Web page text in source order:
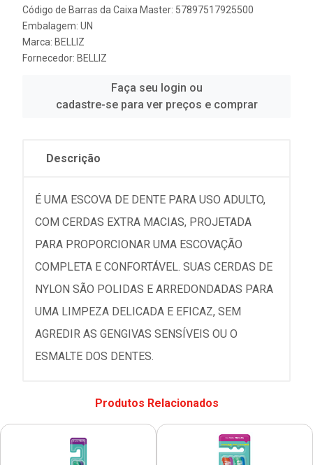
Código de Barras da Caixa Master: 57897517925500
Embalagem: UN
Marca: BELLIZ
Fornecedor: BELLIZ
Faça seu login ou
cadastre-se para ver preços e comprar
Descrição
É UMA ESCOVA DE DENTE PARA USO ADULTO,
COM CERDAS EXTRA MACIAS, PROJETADA
PARA PROPORCIONAR UMA ESCOVAÇÃO
COMPLETA E CONFORTÁVEL. SUAS CERDAS DE
NYLON SÃO POLIDAS E ARREDONDADAS PARA
UMA LIMPEZA DELICADA E EFICAZ, SEM
AGREDIR AS GENGIVAS SENSÍVEIS OU O
ESMALTE DOS DENTES.
Produtos Relacionados